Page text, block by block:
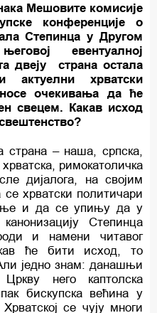
Мешовите комисије
конференције о
Степинца у Другом
евентуалној
двеју страна остала
актуелни хрватски
очекивања да ће
свецем. Какав исход
страна – наша, српска,
римокатоличка
дијалога, на својим
хрватски политичари
и да се упињу да у
Степинца
и намени читавог
ће бити исход, то
једно знам: данашњи
него каптолска
бискупска већина у
се чују многи